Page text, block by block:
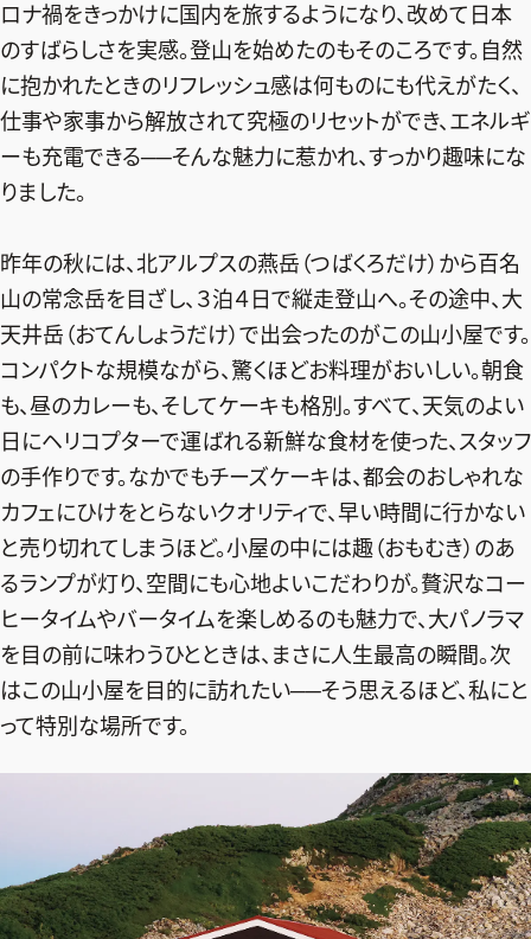
エクラ限定アイテム
イーバイエクラ
FOLLOW US
JOIN US
編集部から届くメールマガジン、
会員限定プレゼントや特別イベントへの応募など
特典が満載！
新規会員登録はこちら
ロナ禍をきっかけに国内を旅するようになり、改めて日本
のすばらしさを実感。登山を始めたのもそのころです。自然
に抱かれたときのリフレッシュ感は何ものにも代えがたく、
仕事や家事から解放されて究極のリセットができ、エネルギ
ーも充電できる──そんな魅力に惹かれ、すっかり趣味にな
りました。
昨年の秋には、北アルプスの燕岳（つばくろだけ）から百名
山の常念岳を目ざし、３泊４日で縦走登山へ。その途中、大
天井岳（おてんしょうだけ）で出会ったのがこの山小屋です。
コンパクトな規模ながら、驚くほどお料理がおいしい。朝食
も、昼のカレーも、そしてケーキも格別。すべて、天気のよい
日にヘリコプターで運ばれる新鮮な食材を使った、スタッフ
の手作りです。なかでもチーズケーキは、都会のおしゃれな
カフェにひけをとらないクオリティで、早い時間に行かない
と売り切れてしまうほど。小屋の中には趣（おもむき）のあ
るランプが灯り、空間にも心地よいこだわりが。贅沢なコー
ヒータイムやバータイムを楽しめるのも魅力で、大パノラマ
を目の前に味わうひとときは、まさに人生最高の瞬間。次
はこの山小屋を目的に訪れたい──そう思えるほど、私にと
って特別な場所です。